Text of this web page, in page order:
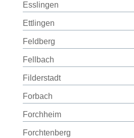
Esslingen
Ettlingen
Feldberg
Fellbach
Filderstadt
Forbach
Forchheim
Forchtenberg